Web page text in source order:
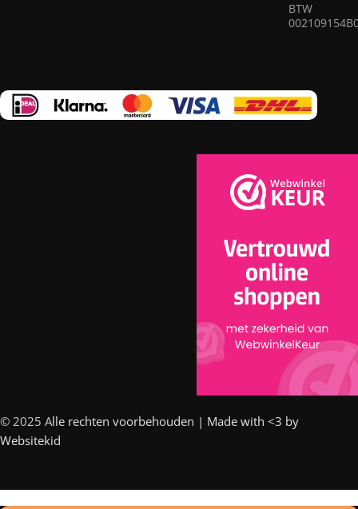
die erin geslaagd zijn om elegantie, kwaliteit en praktisch
nut op ingenieuze wijze te combineren in elk vloerkleed.
BTW
© 2025 Alle rechten voorbehouden | Made with <3 by
Websitekid